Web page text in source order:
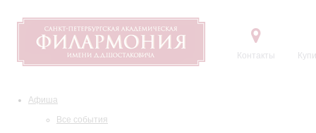
Контакты
Афиша
Все события